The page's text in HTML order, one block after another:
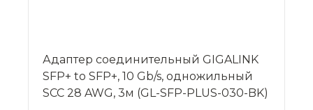
Адаптер соединительный GIGALINK
SFP+ to SFP+, 10 Gb/s, одножильный
SCC 28 AWG, 3м (GL-SFP-PLUS-030-BK)